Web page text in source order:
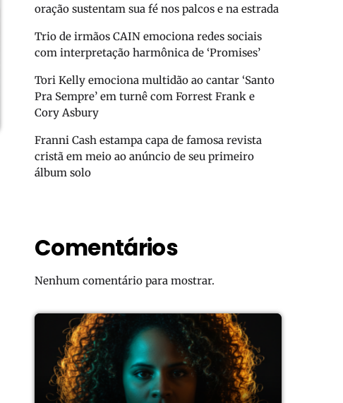
oração sustentam sua fé nos palcos e na estrada
Trio de irmãos CAIN emociona redes sociais
com interpretação harmônica de ‘Promises’
Tori Kelly emociona multidão ao cantar ‘Santo
Pra Sempre’ em turnê com Forrest Frank e
Cory Asbury
Franni Cash estampa capa de famosa revista
cristã em meio ao anúncio de seu primeiro
álbum solo
Comentários
Nenhum comentário para mostrar.